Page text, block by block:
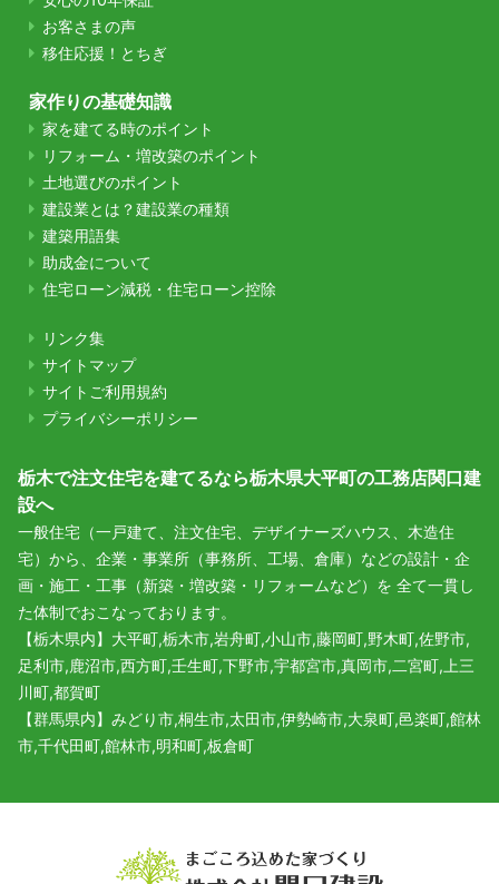
お客さまの声
移住応援！とちぎ
家作りの基礎知識
家を建てる時のポイント
リフォーム・増改築のポイント
土地選びのポイント
建設業とは？建設業の種類
建築用語集
助成金について
住宅ローン減税・住宅ローン控除
リンク集
サイトマップ
サイトご利用規約
プライバシーポリシー
栃木で注文住宅を建てるなら栃木県大平町の工務店関口建
設へ
一般住宅（一戸建て、注文住宅、デザイナーズハウス、木造住
宅）から、企業・事業所（事務所、工場、倉庫）などの設計・企
画・施工・工事（新築・増改築・リフォームなど）を 全て一貫し
た体制でおこなっております。
【栃木県内】大平町,栃木市,岩舟町,小山市,藤岡町,野木町,佐野市,
足利市,鹿沼市,西方町,壬生町,下野市,宇都宮市,真岡市,二宮町,上三
川町,都賀町
【群馬県内】みどり市,桐生市,太田市,伊勢崎市,大泉町,邑楽町,館林
市,千代田町,館林市,明和町,板倉町